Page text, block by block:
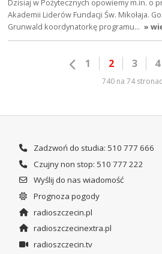
Dzisiaj w Pożytecznych opowiemy m.in. o
Akademii Liderów Fundacji Św. Mikołaja.
Grunwald koordynatorkę programu… »
1 2 3 4
740 na 74
Zadzwoń do studia: 510 777 666
Czujny non stop: 510 777 222
Wyślij do nas wiadomość
Prognoza pogody
radioszczecin.pl
radioszczecinextra.pl
radioszczecin.tv